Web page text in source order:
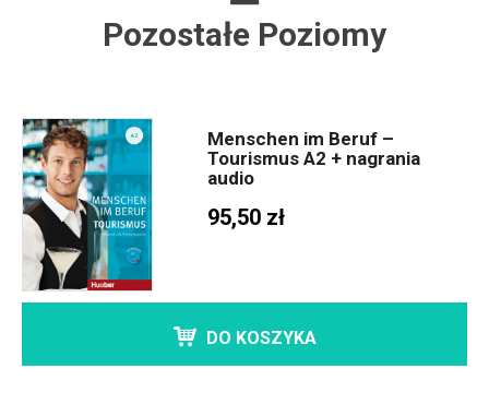
Pozostałe Poziomy
Menschen im Beruf –
Tourismus A2 + nagrania
audio
95,50 zł
DO KOSZYKA